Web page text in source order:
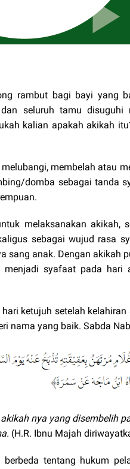
rambut bagi bayi yang
seluruh tamu
kalian apakah akikah
membelah atau
domba sebagai tanda
melaksanakan akikah,
sebagai wujud rasa
sang anak. Dengan akikah
menjadi syafaat pada hari
ketujuh setelah
nama yang baik. Sabda
nya yang disembelih
(H.R. Ibnu Majah
tentang hukum